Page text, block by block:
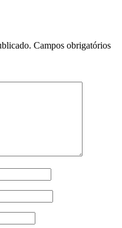
Campos obrigatórios